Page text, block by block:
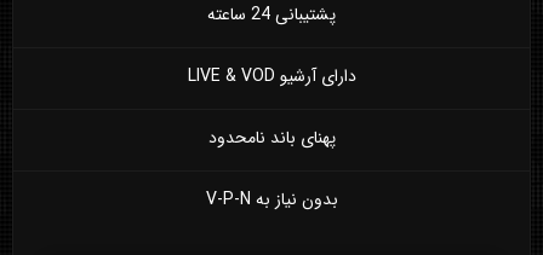
پشتیبانی 24 ساعته
دارای آرشیو LIVE & VOD
پهنای باند نامحدود
بدون نیاز به V-P-N